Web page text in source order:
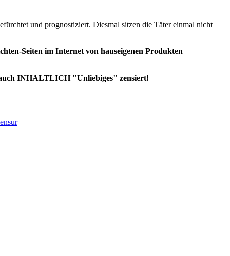
und prognostiziert. Diesmal sitzen die Täter einmal nicht
Seiten im Internet von hauseigenen Produkten
INHALTLICH "Unliebiges" zensiert!